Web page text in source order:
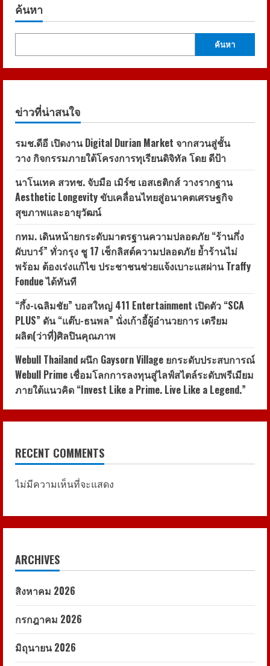
ค้นหา
ค้นหา
ข่าวที่น่าสนใจ
รมช.ดีอี เปิดงาน Digital Durian Market จากสวนสู่ชั้น
วาง กิจกรรมภายใต้โครงการทุเรียนดิจิทัล โดย ดีป้า
นาโนเทค สวทช. จับมือ เมิร์ซ เอสเธติกส์ วางรากฐาน
Aesthetic Longevity ขับเคลื่อนไทยสู่อนาคตเศรษฐกิจ
สุขภาพและอายุวัฒน์
กทม. เดินหน้ายกระดับมาตรฐานความปลอดภัย “ร้านกึ่ง
ผับบาร์” ทั่วกรุง ชู 17 เช็กลิสต์ความปลอดภัย ย้ำร้านไม่
พร้อม ต้องเร่งแก้ไข ประชาชนช่วยแจ้งเบาะแสผ่าน Traffy
Fondue ได้ทันที
“กึ้ง-เฉลิมชัย” บอสใหญ่ 411 Entertainment เปิดตัว “SCA
PLUS” ดัน “แต๊บ-ธนพล” นั่งเก้าอี้ผู้อำนวยการ เตรียม
ผลิต(ว่าที่)ศิลปินคุณภาพ
Webull Thailand ผนึก Gaysorn Village ยกระดับประสบการณ์
Webull Prime เชื่อมโลกการลงทุนสู่ไลฟ์สไตล์ระดับพรีเมียม
ภายใต้แนวคิด “Invest Like a Prime. Live Like a Legend.”
RECENT COMMENTS
ไม่มีความเห็นที่จะแสดง
ARCHIVES
สิงหาคม 2026
กรกฎาคม 2026
มิถุนายน 2026